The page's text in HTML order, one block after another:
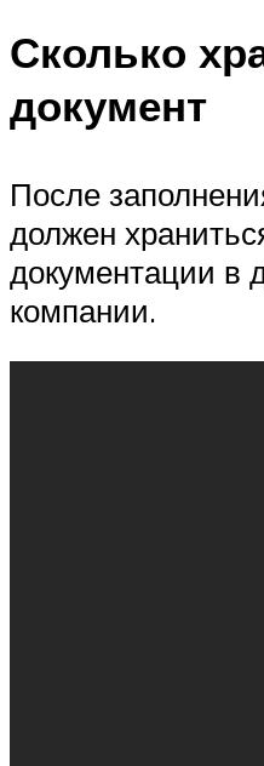
Сколько
документ
После
должен
документации в
компании.